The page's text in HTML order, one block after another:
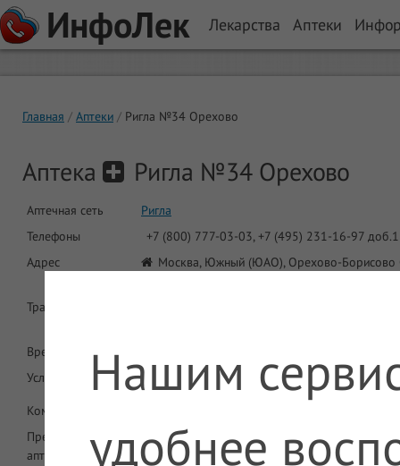
ИнфоЛек Лекарства Аптеки
Главная Аптеки Ригла №34 Орехово
Аптека Ригла №34 Орехово
Аптечная сеть
Ригла
Телефоны
+7 (800) 777-03-03, +7 (495) 231-16-97
Адрес
Москва, Южный (ЮАО), Орехово-Борисово
Транспорт
Время работы
Услуги
Круглосуточная работа
Комментарий
Предложений в
аптеке
2656
Нашим
удобнее